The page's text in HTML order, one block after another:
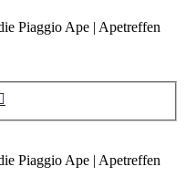
Piaggio Ape | Apetreffen
Piaggio Ape | Apetreffen